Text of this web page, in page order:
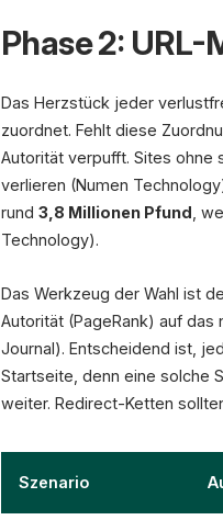
Phase 2:
Das Herzstück jeder
zuordnet. Fehlt diese
Autorität verpufft. Sites ohne
verlieren (Numen
rund 3,8 Millionen Pfund ,
Technology).
Das Werkzeug der Wahl ist
Autorität (PageRank) auf das
Journal). Entscheidend ist,
Startseite, denn eine solche
weiter. Redirect-Ketten
Szenario